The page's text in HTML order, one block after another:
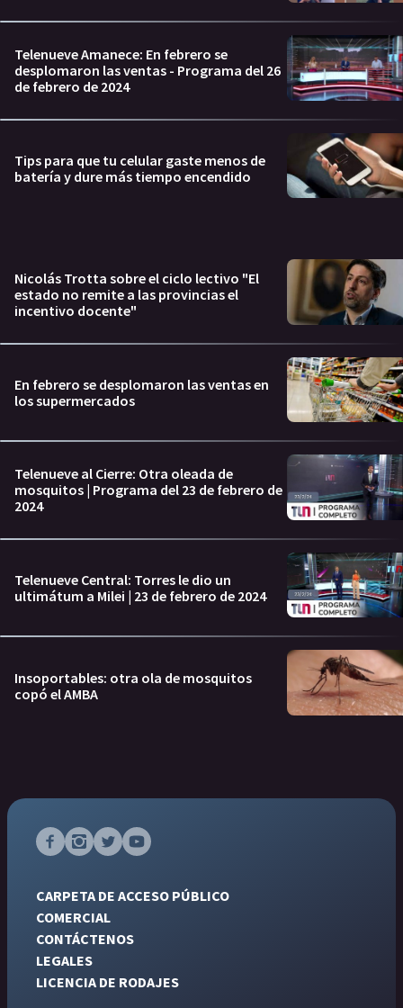
Telenueve Amanece: En febrero se
desplomaron las ventas - Programa del 26
de febrero de 2024
Tips para que tu celular gaste menos de
batería y dure más tiempo encendido
Nicolás Trotta sobre el ciclo lectivo "El
estado no remite a las provincias el
incentivo docente"
En febrero se desplomaron las ventas en
los supermercados
Telenueve al Cierre: Otra oleada de
mosquitos | Programa del 23 de febrero de
2024
Telenueve Central: Torres le dio un
ultimátum a Milei | 23 de febrero de 2024
Insoportables: otra ola de mosquitos
copó el AMBA
CARPETA DE ACCESO PÚBLICO
COMERCIAL
CONTÁCTENOS
LEGALES
LICENCIA DE RODAJES